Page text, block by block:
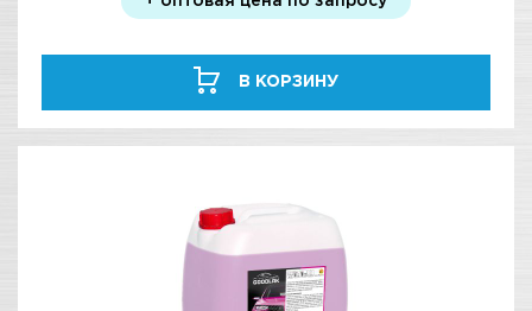
В КОРЗИНУ